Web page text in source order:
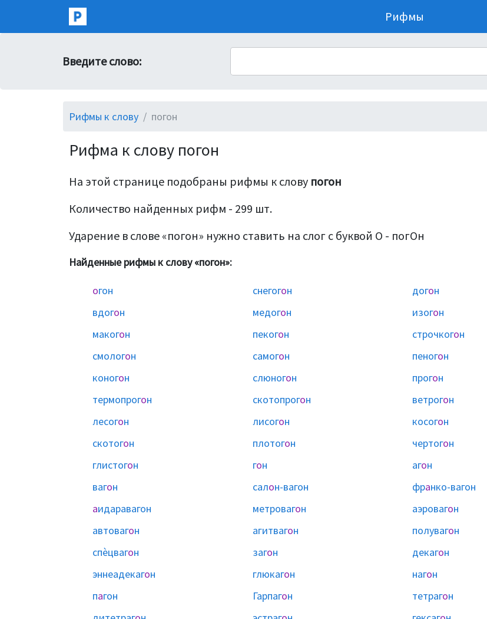
Рифмы
Введите слово:
Рифмы к слову погон
Рифма к слову погон
На этой странице подобраны рифмы к слову погон
Количество найденных рифм - 299 шт.
Ударение в слове «погон» нужно ставить на слог с буквой О - погОн
Найденные рифмы к слову «погон»:
огон снегогон догон
вдогон медогон изогон
макогон пекогон строчкогон
смологон самогон пеногон
коногон слюногон прогон
термопрогон скотопрогон ветрогон
лесогон лисогон косогон
скотогон плотогон чертогон
глистогон гон агон
вагон салон-вагон франко-вагон
аидаравагон метровагон аэровагон
автовагон агитвагон полувагон
спѐцвагон загон декагон
эннеадекагон глюкагон нагон
пагон Гарпагон тетрагон